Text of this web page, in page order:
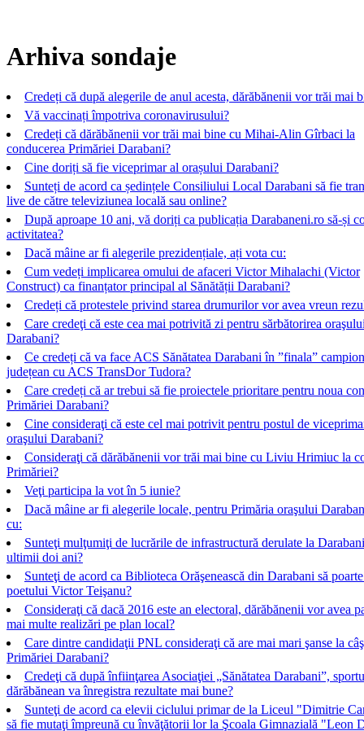
Arhiva sondaje
Credeți că după alegerile de anul acesta, dărăbănenii vor trăi mai
Vă vaccinați împotriva coronavirusului?
Credeți că dărăbănenii vor trăi mai bine cu Mihai-Alin Gîrbaci la
conducerea Primăriei Darabani?
Cine doriți să fie viceprimar al orașului Darabani?
Sunteți de acord ca ședințele Consiliului Local Darabani să fie
live de către televiziunea locală sau online?
După aproape 10 ani, vă doriți ca publicația Darabaneni.ro să-și
activitatea?
Dacă mâine ar fi alegerile prezidențiale, ați vota cu:
Cum vedeți implicarea omului de afaceri Victor Mihalachi (Victor
Construct) ca finanțator principal al Sănătății Darabani?
Credeți că protestele privind starea drumurilor vor avea vreun
Care credeţi că este cea mai potrivită zi pentru sărbătorirea
Darabani?
Ce credeți că va face ACS Sănătatea Darabani în ”finala”
județean cu ACS TransDor Tudora?
Care credeți că ar trebui să fie proiectele prioritare pentru noua
Primăriei Darabani?
Cine consideraţi că este cel mai potrivit pentru postul de
oraşului Darabani?
Consideraţi că dărăbănenii vor trăi mai bine cu Liviu Hrimiuc la
Primăriei?
Veţi participa la vot în 5 iunie?
Dacă mâine ar fi alegerile locale, pentru Primăria oraşului
cu:
Sunteţi mulţumiţi de lucrările de infrastructură derulate la
ultimii doi ani?
Sunteţi de acord ca Biblioteca Orăşenească din Darabani să
poetului Victor Teişanu?
Consideraţi că dacă 2016 este an electoral, dărăbănenii vor avea
mai multe realizări pe plan local?
Care dintre candidaţii PNL consideraţi că are mai mari şanse la
Primăriei Darabani?
Credeţi că după înfiinţarea Asociaţiei „Sănătatea Darabani”,
dărăbănean va înregistra rezultate mai bune?
Sunteţi de acord ca elevii ciclului primar de la Liceul "Dimitrie
să fie mutaţi împreună cu învăţătorii lor la Şcoala Gimnazială "Leon